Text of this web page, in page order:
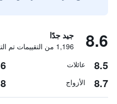
8.6 جيد جدًا
1,196 من التقييمات تم التحقق منها
8.5 عائلات
8.7 الأزواج